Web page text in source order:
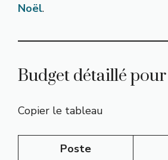
Noël.
Budget détaillé
Copier le tableau
Poste